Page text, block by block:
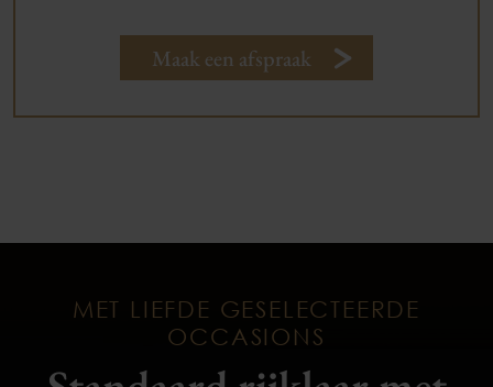
Maak een afspraak
MET LIEFDE GESELECTEERDE
OCCASIONS